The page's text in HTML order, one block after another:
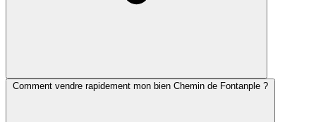
Comment vendre rapidement mon bien Chemin de Fontanple ?